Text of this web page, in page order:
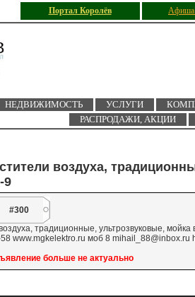
Портал Королёв Афиша
НЕДВИЖИМОСТЬ УСЛУГИ
РАСПРОДАЖИ, АКЦИИ
воздуха,
9
#300
традиционные, ультрозвуковые, мойка
58 www.mgkelektro.ru моб 8
больше не актуально